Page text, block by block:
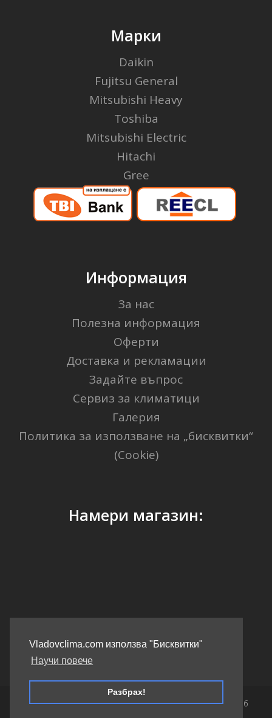
Vladovclima.com използва "Бисквитки"
Научи повече
Разбрах!
Марки
Daikin
Fujitsu General
Mitsubishi Heavy
Toshiba
Mitsubishi Electric
Hitachi
Gree
Информация
За нас
Полезна информация
Оферти
Доставка и рекламации
Задайте въпрос
Сервиз за климатици
Галерия
Политика за използване на „бисквитки“
(Cookie)
Намери магазин:
GPS Координати: 41.40338, 2.17403
Copyright 2026 Vladovclima.com - Всички права запазени. Уеб